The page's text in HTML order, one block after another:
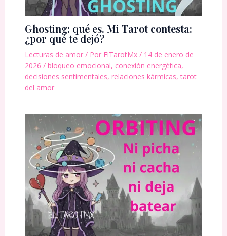
Ghosting: qué es. Mi Tarot contesta:
¿por qué te dejó?
Lecturas de amor/ Por ElTarotMx / 14 de enero de
2026 / bloqueo emocional, conexión energética,
decisiones sentimentales, relaciones kármicas,tarot
del amor